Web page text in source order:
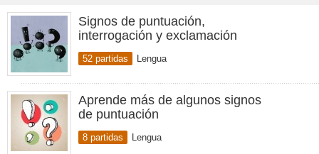
Signos de puntuación,
interrogación y exclamación
52 partidas Lengua
Aprende más de algunos signos
de puntuación
8 partidas Lengua